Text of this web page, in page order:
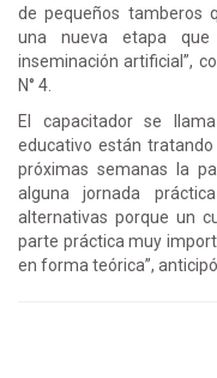
de pequeños tamberos
una nueva etapa
inseminación artificial”,
N° 4.
El capacitador se
educativo están
próximas semanas la
alguna jornada
alternativas porque un
parte práctica muy
en forma teórica”,